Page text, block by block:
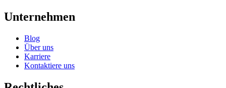
Unternehmen
Blog
Über uns
Karriere
Kontaktiere uns